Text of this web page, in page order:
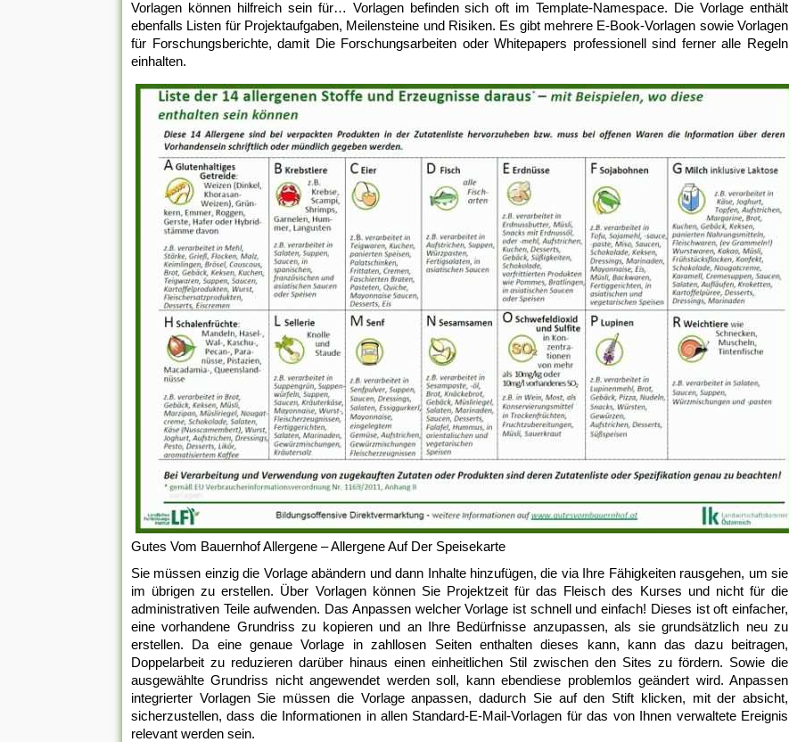
Vorlagen können hilfreich sein für… Vorlagen befinden sich oft im Template-Namespace. Die Vorlage enthält
ebenfalls Listen für Projektaufgaben, Meilensteine und Risiken. Es gibt mehrere E-Book-Vorlagen sowie Vorlagen
für Forschungsberichte, damit Die Forschungsarbeiten oder Whitepapers professionell sind ferner alle Regeln
einhalten.
Gutes Vom Bauernhof Allergene – Allergene Auf Der Speisekarte
Sie müssen einzig die Vorlage abändern und dann Inhalte hinzufügen, die via Ihre Fähigkeiten rausgehen, um sie
im übrigen zu erstellen. Über Vorlagen können Sie Projektzeit für das Fleisch des Kurses und nicht für die
administrativen Teile aufwenden. Das Anpassen welcher Vorlage ist schnell und einfach! Dieses ist oft einfacher,
eine vorhandene Grundriss zu kopieren und an Ihre Bedürfnisse anzupassen, als sie grundsätzlich neu zu
erstellen. Da eine genaue Vorlage in zahllosen Seiten enthalten dieses kann, kann das dazu beitragen,
Doppelarbeit zu reduzieren darüber hinaus einen einheitlichen Stil zwischen den Sites zu fördern. Sowie die
ausgewählte Grundriss nicht angewendet werden soll, kann ebendiese problemlos geändert wird. Anpassen
integrierter Vorlagen Sie müssen die Vorlage anpassen, dadurch Sie auf den Stift klicken, mit der absicht,
sicherzustellen, dass die Informationen in allen Standard-E-Mail-Vorlagen für das von Ihnen verwaltete Ereignis
relevant werden sein.